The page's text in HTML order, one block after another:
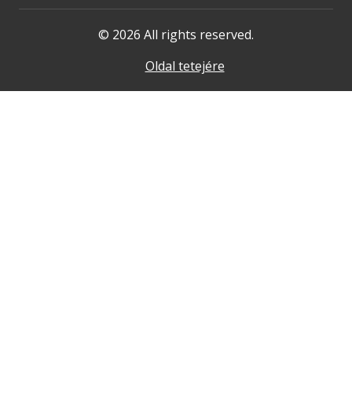
© 2026 All rights reserved.
Oldal tetejére